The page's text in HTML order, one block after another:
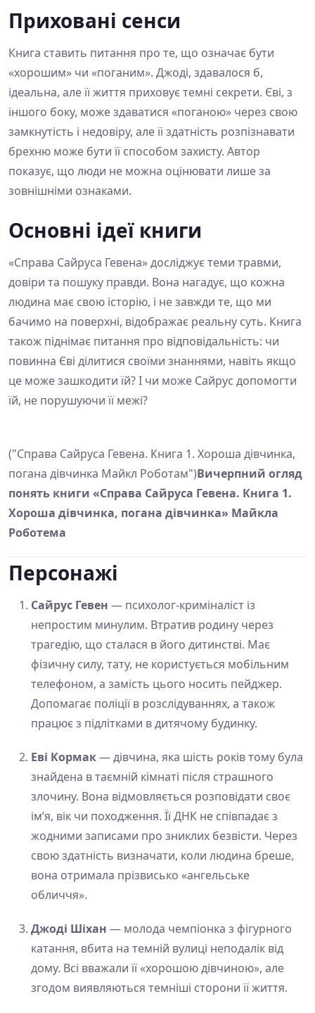
Приховані сенси
Книга ставить питання про те, що означає бути
«хорошим» чи «поганим». Джоді, здавалося б,
ідеальна, але її життя приховує темні секрети. Єві, з
іншого боку, може здаватися «поганою» через свою
замкнутість і недовіру, але її здатність розпізнавати
брехню може бути її способом захисту. Автор
показує, що люди не можна оцінювати лише за
зовнішніми ознаками.
Основні ідеї книги
«Справа Сайруса Гевена» досліджує теми травми,
довіри та пошуку правди. Вона нагадує, що кожна
людина має свою історію, і не завжди те, що ми
бачимо на поверхні, відображає реальну суть. Книга
також піднімає питання про відповідальність: чи
повинна Єві ділитися своїми знаннями, навіть якщо
це може зашкодити їй? І чи може Сайрус допомогти
їй, не порушуючи її межі?
("Справа Сайруса Гевена. Книга 1. Хороша дівчинка,
погана дівчинка Майкл Роботам")Вичерпний огляд
понять книги «Справа Сайруса Гевена. Книга 1.
Хороша дівчинка, погана дівчинка» Майкла
Роботема
Персонажі
Сайрус Гевен — психолог-криміналіст із
непростим минулим. Втратив родину через
трагедію, що сталася в його дитинстві. Має
фізичну силу, тату, не користується мобільним
телефоном, а замість цього носить пейджер.
Допомагає поліції в розслідуваннях, а також
працює з підлітками в дитячому будинку.
Еві Кормак— дівчина, яка шість років тому була
знайдена в таємній кімнаті після страшного
злочину. Вона відмовляється розповідати своє
ім’я, вік чи походження. Її ДНК не співпадає з
жодними записами про зниклих безвісти. Через
свою здатність визначати, коли людина бреше,
вона отримала прізвисько «ангельське
обличчя».
Джоді Шіхан — молода чемпіонка з фігурного
катання, вбита на темній вулиці неподалік від
дому. Всі вважали її «хорошою дівчиною», але
згодом виявляються темніші сторони її життя.